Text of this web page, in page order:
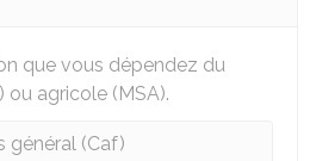
que vous dépendez du
ou agricole (MSA).
général (Caf)